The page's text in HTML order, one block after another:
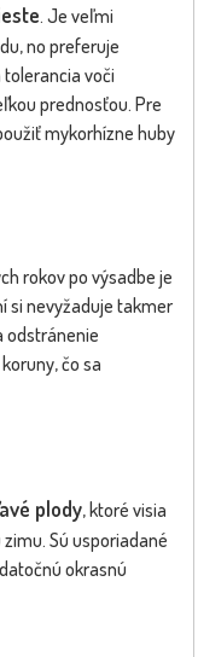
. Je veľmi
no preferuje
voči
prednosťou. Pre
mykorhízne huby
rokov po výsadbe je
si nevyžaduje takmer
odstránenie
čo sa
plody, ktoré visia
Sú usporiadané
okrasnú